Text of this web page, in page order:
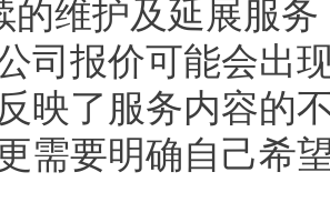
维护及延展服务
报价可能会出现
映了服务内容的
要明确自己希望